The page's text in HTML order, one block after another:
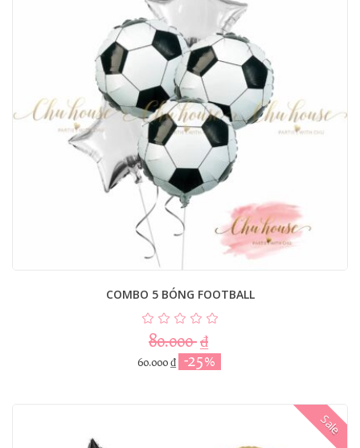
COMBO 5 BÓNG FOOTBALL
80.000₫
60.000₫ -25%
Sale